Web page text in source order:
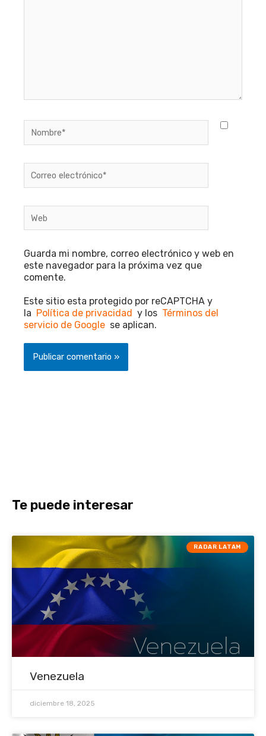
electrónico*
Guarda mi nombre, correo electrónico y web en
este navegador para la próxima vez que
comente.
Este sitio esta protegido por reCAPTCHA y
la Política de privacidad y los Términos del
servicio de Google se aplican.
Te puede interesar
RADAR LATAM
Venezuela
diciembre 18, 2025